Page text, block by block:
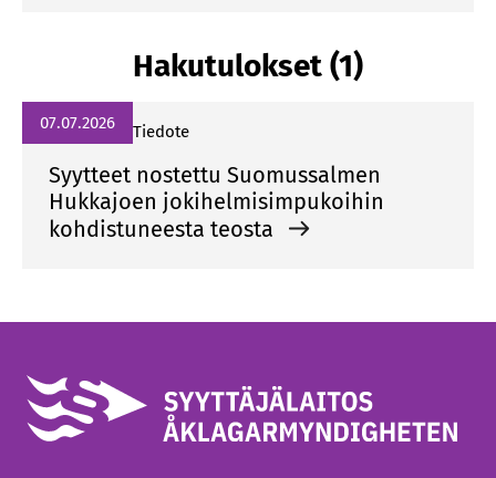
Hakutulokset (1)
07.07.2026 Tiedote
Syytteet nostettu Suomussalmen
Hukkajoen jokihelmisimpukoihin
kohdistuneesta teosta